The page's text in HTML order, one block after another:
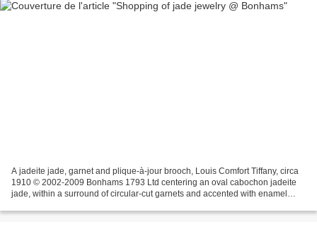
A jadeite jade, garnet and plique-à-jour brooch, Louis Comfort Tiffany, circa
1910 © 2002-2009 Bonhams 1793 Ltd centering an oval cabochon jadeite
jade, within a surround of circular-cut garnets and accented with enamel